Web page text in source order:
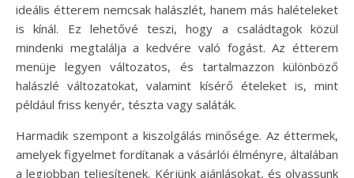
ideális étterem nemcsak halászlét, hanem más halételeket
is kínál. Ez lehetővé teszi, hogy a családtagok közül
mindenki megtalálja a kedvére való fogást. Az étterem
menüje legyen változatos, és tartalmazzon különböző
halászlé változatokat, valamint kísérő ételeket is, mint
például friss kenyér, tészta vagy saláták.
Harmadik szempont a kiszolgálás minősége. Az éttermek,
amelyek figyelmet fordítanak a vásárlói élményre, általában
a legjobban teljesítenek. Kérjünk ajánlásokat, és olvassunk